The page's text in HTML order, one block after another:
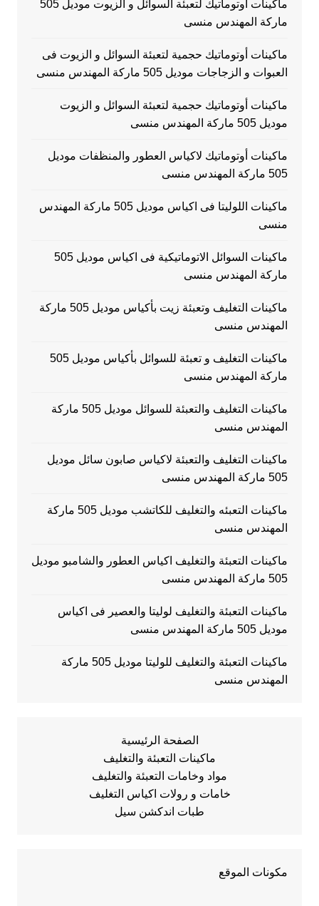
ماكينات أوتوماتيك لتعبئة السوائل و الزيوت موديل 505
ماركة المهندس منسى
ماكينات أوتوماتيك حجمية لتعبئة السوائل و الزيوت فى
العبوات و الزجاجات موديل 505 ماركة المهندس منسى
ماكينات أوتوماتيك حجمية لتعبئة السوائل و الزيوت
موديل 505 ماركة المهندس منسى
ماكينات أوتوماتيك لاكياس العطور والمنظفات موديل
505 ماركة المهندس منسى
ماكينات اللوليتا فى اكياس موديل 505 ماركة المهندس
منسى
ماكينات السوائل الاتوماتيكية فى اكياس موديل 505
ماركة المهندس منسى
ماكينات التغليف وتعبئة زيت بأكياس موديل 505 ماركة
المهندس منسى
ماكينات التغليف و تعبئة للسوائل بأكياس موديل 505
ماركة المهندس منسى
ماكينات التغليف والتعبئة للسوائل موديل 505 ماركة
المهندس منسى
ماكينات التغليف والتعبئة لاكياس صابون سائل موديل
505 ماركة المهندس منسى
ماكينات التعبئه والتغليف للكاتشب موديل 505 ماركة
المهندس منسى
ماكينات التعبئة والتغليف اكياس العطور والشامبو موديل
505 ماركة المهندس منسى
ماكينات التعبئة والتغليف لوليتا والعصير فى اكياس
موديل 505 ماركة المهندس منسى
ماكينات التعبئة والتغليف للوليتا موديل 505 ماركة
المهندس منسى
الصفحة الرئيسية
ماكينات التعبئة والتغليف
مواد وخامات التعبئة والتغليف
خامات و رولات اكياس التغليف
طبات اندكشن سيل
مكونات الموقع